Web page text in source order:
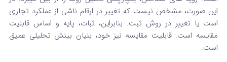
این صورت، مشخص نیست که تغییر در ارقام ناشی از عملکرد تجاری
است یا تغییر در روش ثبت. بنابراین، ثبات، پایه و اساس قابلیت
مقایسه است. قابلیت مقایسه نیز خود، بنیان بینش تحلیلی عمیق
است.